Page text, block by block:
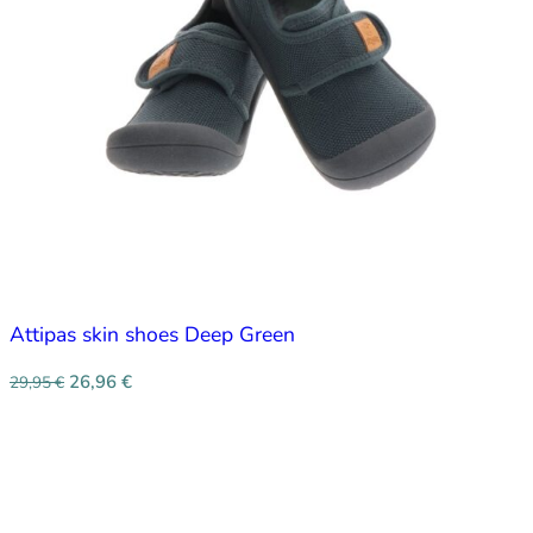
Attipas skin shoes Deep Green
29,95€ 26,96 €